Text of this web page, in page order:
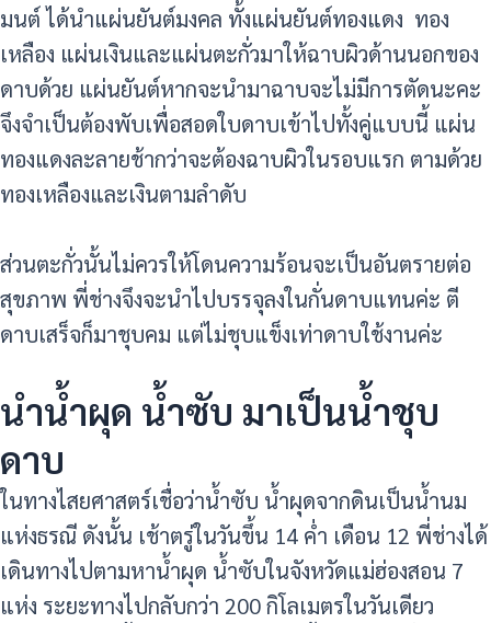
มนต์ ได้นำแผ่นยันต์มงคล ทั้งแผ่นยันต์ทองแดง ทอง
เหลือง แผ่นเงินและแผ่นตะกั่วมาให้ฉาบผิวด้านนอกของ
ดาบด้วย แผ่นยันต์หากจะนำมาฉาบจะไม่มีการตัดนะคะ
จึงจำเป็นต้องพับเพื่อสอดใบดาบเข้าไปทั้งคู่แบบนี้ แผ่น
ทองแดงละลายช้ากว่าจะต้องฉาบผิวในรอบแรก ตามด้วย
ทองเหลืองและเงินตามลำดับ
ส่วนตะกั่วนั้นไม่ควรให้โดนความร้อนจะเป็นอันตรายต่อ
สุขภาพ พี่ช่างจึงจะนำไปบรรจุลงในกั่นดาบแทนค่ะ ตี
ดาบเสร็จก็มาชุบคม แต่ไม่ชุบแข็งเท่าดาบใช้งานค่ะ
นำน้ำผุด น้ำซับ มาเป็นน้ำชุบ
ดาบ
ในทางไสยศาสตร์เชื่อว่าน้ำซับ น้ำผุดจากดินเป็นน้ำนม
แห่งธรณี ดังนั้น เช้าตรู่ในวันขึ้น 14 ค่ำ เดือน 12 พี่ช่างได้
เดินทางไปตามหาน้ำผุด น้ำซับในจังหวัดแม่ฮ่องสอน 7
แห่ง ระยะทางไปกลับกว่า 200 กิโลเมตรในวันเดียว